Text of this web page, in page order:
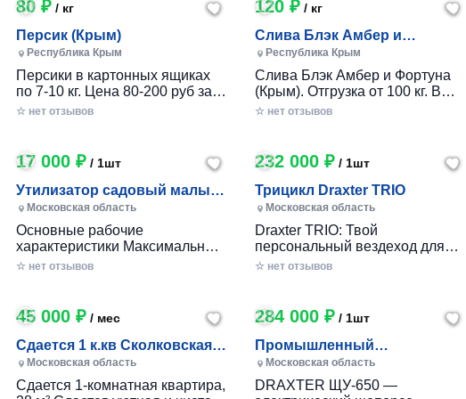
80 ₽ / кг
Персик (Крым)
Республика Крым
Персики в картонных ящиках
по 7-10 кг. Цена 80-200 руб за 1
кг в зависимости от размера и
☆ нет отзывов
120 ₽/ кг
Слива Блэк Амбер и
Фортуна (Крым)
Республика Крым
Слива Блэк Амбер и Фортуна
(Крым). Отгрузка от 100 кг. В
картонном ящике по 7-10 кг.
☆ нет отзывов
17 000 ₽ / 1шт
Утилизатор садовый малый
(УСМ)
Московская область
Основные рабочие
характеристики Максимальный
размер переработки
ножей — Сталь 65Г Габариты
Вес станка, кг — до 25 Длина
ножа, мм — 80 Размеры (дл х
шир х выс), мм. — 360х360х680
100x50
☆ нет отзывов
232 000 ₽/ 1шт
Трицикл Draxter TRIO
Московская область
Draxter TRIO: Твой
персональный вездеход для
приключений и развлечений!
развлечений? • Вездеходные
возможности: Проходимость, о
которой ты мог только мечтать!
Легко преодолевай песок,
поверхности. • Неповторимый
☆ нет отзывов
45 000 ₽ / мес
Сдается 1 к.кв Сколковская 1
Б, МО
Московская область
Сдается 1-комнатная квартира,
284 000 ₽/ 1шт
Промышленный
измельчитель веток
DRAXTER УЩ-650, 22
Московская область
DRAXTER ЩУ-650 —